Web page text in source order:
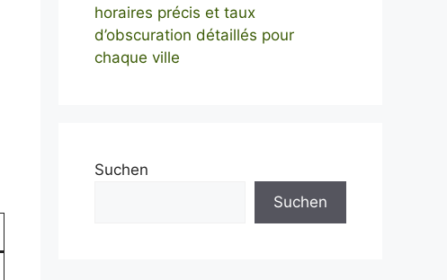
horaires précis et taux
d’obscuration détaillés pour
chaque ville
Suchen
Suchen